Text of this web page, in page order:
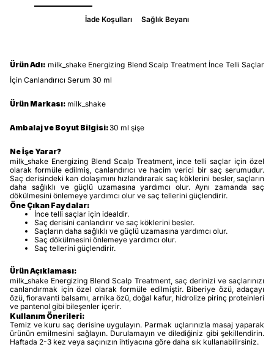
İade Koşulları Sağlık Beyanı
Ürün Adı: milk_shake Energizing Blend Scalp Treatment İnce Telli Saçlar
İçin Canlandırıcı Serum 30 ml
Ürün Markası: milk_shake
Ambalaj ve Boyut Bilgisi:30 ml şişe
Ne İşe Yarar?
milk_shake Energizing Blend Scalp Treatment, ince telli saçlar için özel
olarak formüle edilmiş, canlandırıcı ve hacim verici bir saç serumudur.
Saç derisindeki kan dolaşımını hızlandırarak saç köklerini besler, saçların
daha sağlıklı ve güçlü uzamasına yardımcı olur. Aynı zamanda saç
dökülmesini önlemeye yardımcı olur ve saç tellerini güçlendirir.
Öne Çıkan Faydalar:
İnce telli saçlar için idealdir.
Saç derisini canlandırır ve saç köklerini besler.
Saçların daha sağlıklı ve güçlü uzamasına yardımcı olur.
Saç dökülmesini önlemeye yardımcı olur.
Saç tellerini güçlendirir.
Ürün Açıklaması:
milk_shake Energizing Blend Scalp Treatment, saç derinizi ve saçlarınızı
canlandırmak için özel olarak formüle edilmiştir. Biberiye özü, adaçayı
özü, fioravanti balsamı, arnika özü, doğal kafur, hidrolize pirinç proteinleri
ve pantenol gibi bileşenler içerir.
Kullanım Önerileri:
Temiz ve kuru saç derisine uygulayın. Parmak uçlarınızla masaj yaparak
ürünün emilmesini sağlayın. Durulamayın ve dilediğiniz gibi şekillendirin.
Haftada 2-3 kez veya saçınızın ihtiyacına göre daha sık kullanabilirsiniz.